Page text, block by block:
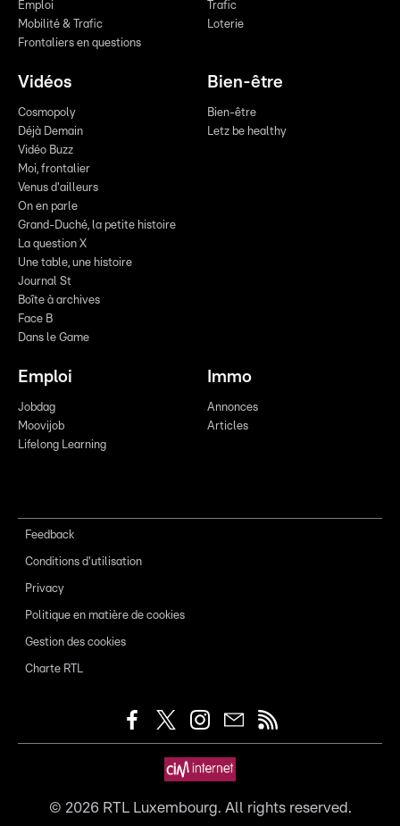
Emploi
Mobilité & Trafic
Frontaliers en questions
Trafic
Loterie
Vidéos
Cosmopoly
Déjà Demain
Vidéo Buzz
Moi, frontalier
Venus d'ailleurs
On en parle
Grand-Duché, la petite histoire
La question X
Une table, une histoire
Journal St
Boîte à archives
Face B
Dans le Game
Bien-être
Bien-être
Letz be healthy
Emploi
Jobdag
Moovijob
Lifelong Learning
Immo
Annonces
Articles
Feedback
Conditions d'utilisation
Privacy
Politique en matière de cookies
Gestion des cookies
Charte RTL
© 2026RTL Luxembourg. All rights reserved.